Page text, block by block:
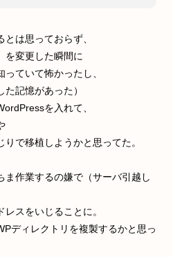
は思っておらず、
を変更した瞬間に
ていて怖かったし、
た記憶があった）
を入れて、
で移植しようかと思ってた。
ま作業するの嫌で（サーバ引越し
スをいじることに。
ディレクトリを複製するかと思っ